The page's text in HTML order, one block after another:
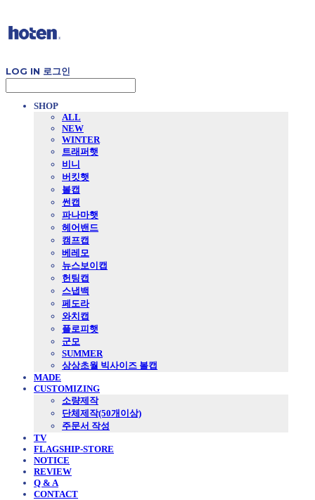
LOG IN 로그인
SHOP
ALL
NEW
WINTER
트래퍼햇
비니
버킷햇
볼캡
썬캡
파나마햇
헤어밴드
캠프캡
베레모
뉴스보이캡
헌팅캡
스냅백
페도라
와치캡
플로피햇
군모
SUMMER
상상초월 빅사이즈 볼캡
MADE
CUSTOMIZING
소량제작
단체제작(50개이상)
주문서 작성
TV
FLAGSHIP-STORE
NOTICE
REVIEW
Q & A
CONTACT